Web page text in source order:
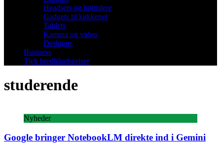
Headsets og højttalere
Gadgets til køkkenet
Tablets
Kamera og video
Desktops
Business
Tjek bredbåndspriser
studerende
Nyheder
Google bringer NotebookLM direkte ind i Gemini